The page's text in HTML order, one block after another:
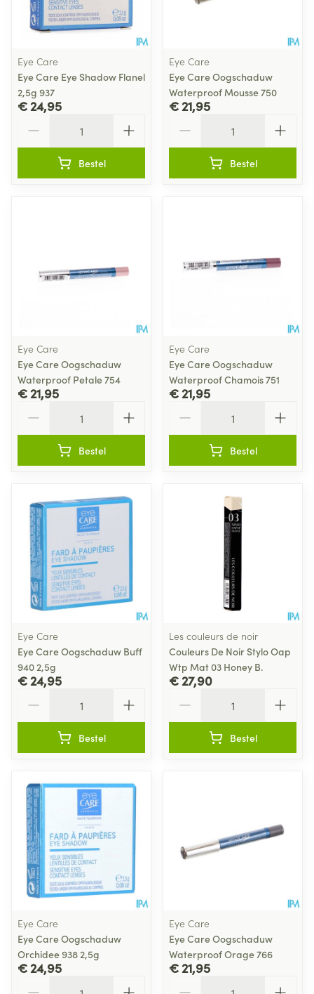
Eye Care
Eye Care Eye Shadow Flanel
2,5g 937
€ 24,95
Bestel
Eye Care
Eye Care Oogschaduw
Waterproof Mousse 750
€ 21,95
Bestel
Eye Care
Eye Care Oogschaduw
Waterproof Petale 754
€ 21,95
Bestel
Eye Care
Eye Care Oogschaduw
Waterproof Chamois 751
€ 21,95
Bestel
Eye Care
Eye Care Oogschaduw Buff
940 2,5g
€ 24,95
Bestel
Les couleurs de noir
Couleurs De Noir Stylo Oap
Wtp Mat 03 Honey B.
€ 27,90
Bestel
Eye Care
Eye Care Oogschaduw
Orchidee 938 2,5g
€ 24,95
Eye Care
Eye Care Oogschaduw
Waterproof Orage 766
€ 21,95